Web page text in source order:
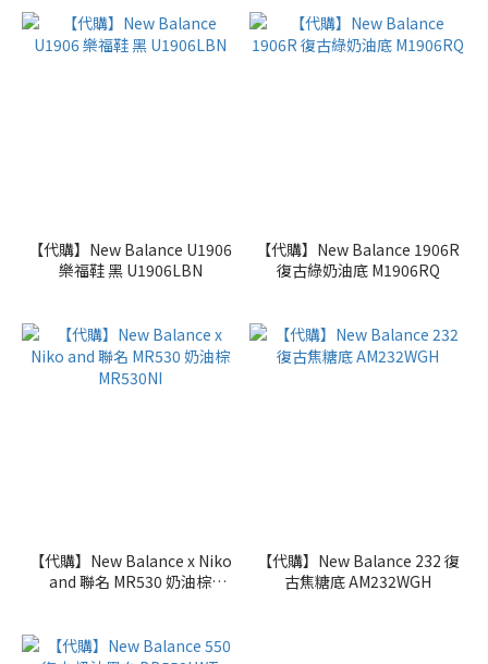
【代購】New Balance U1906
樂福鞋 黑 U1906LBN
【代購】New Balance 1906R
復古綠奶油底 M1906RQ
【代購】New Balance x Niko
and 聯名 MR530 奶油棕
【代購】New Balance 232 復
古焦糖底 AM232WGH